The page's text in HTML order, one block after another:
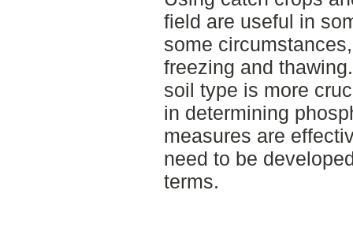
field are useful in
some
freezing and
soil type is more
in determining
measures are
need to be
terms.